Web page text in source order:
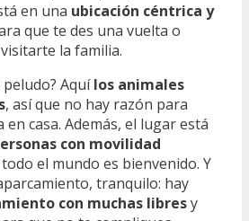
en una ubicación céntrica y
que te des una vuelta o
la familia.
Aquílos animales
, así que no hay razón para
casa. Además, el lugar está
con movilidad
el mundo es bienvenido. Y
tranquilo: hay
con muchas libresy